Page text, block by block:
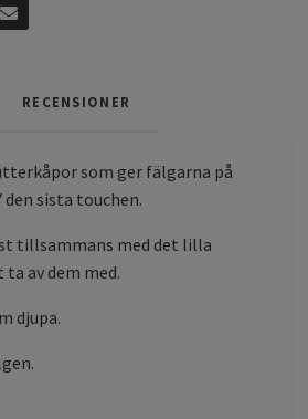
RECENSIONER
som ger fälgarna på
den sista touchen.
tillsammans med det lilla
av dem med.
djupa.